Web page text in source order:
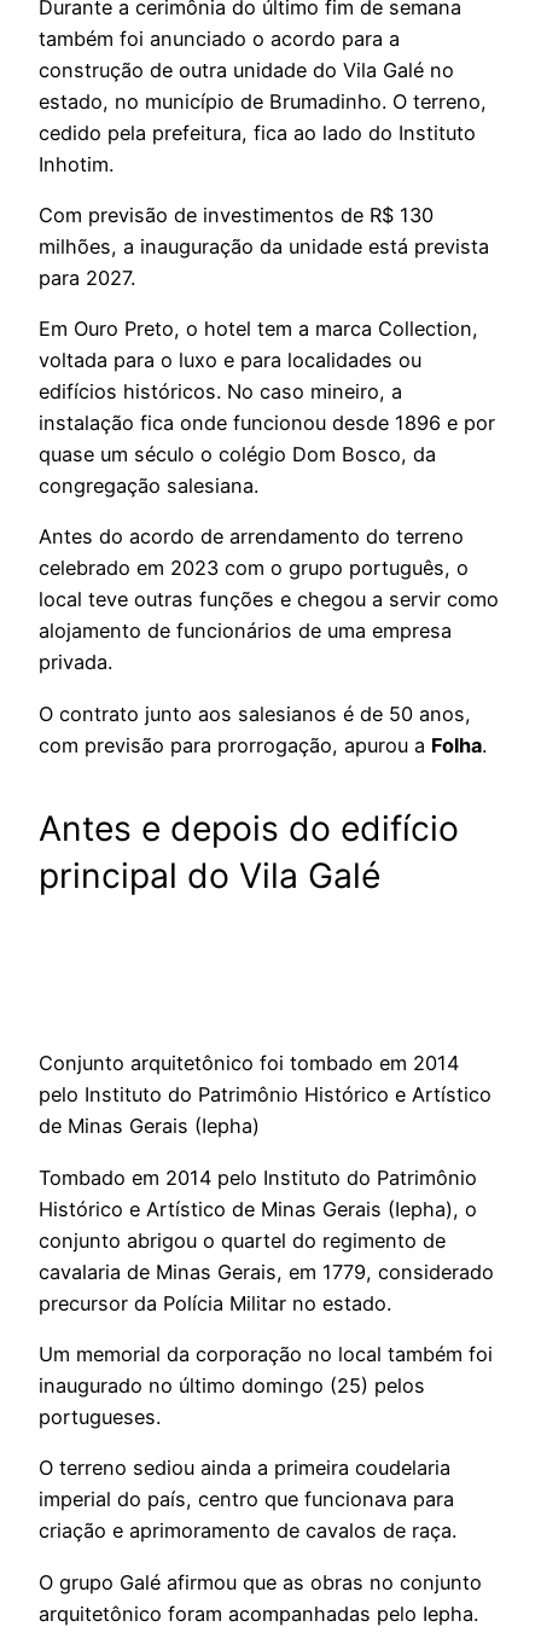
Durante a cerimônia do último fim de semana
também foi anunciado o acordo para a
construção de outra unidade do Vila Galé no
estado, no município de Brumadinho. O terreno,
cedido pela prefeitura, fica ao lado do Instituto
Inhotim.
Com previsão de investimentos de R$ 130
milhões, a inauguração da unidade está prevista
para 2027.
Em Ouro Preto, o hotel tem a marca Collection,
voltada para o luxo e para localidades ou
edifícios históricos. No caso mineiro, a
instalação fica onde funcionou desde 1896 e por
quase um século o colégio Dom Bosco, da
congregação salesiana.
Antes do acordo de arrendamento do terreno
celebrado em 2023 com o grupo português, o
local teve outras funções e chegou a servir como
alojamento de funcionários de uma empresa
privada.
O contrato junto aos salesianos é de 50 anos,
com previsão para prorrogação, apurou a Folha.
Antes e depois do edifício
principal do Vila Galé
Conjunto arquitetônico foi tombado em 2014
pelo Instituto do Patrimônio Histórico e Artístico
de Minas Gerais (Iepha)
Tombado em 2014 pelo Instituto do Patrimônio
Histórico e Artístico de Minas Gerais (Iepha), o
conjunto abrigou o quartel do regimento de
cavalaria de Minas Gerais, em 1779, considerado
precursor da Polícia Militar no estado.
Um memorial da corporação no local também foi
inaugurado no último domingo (25) pelos
portugueses.
O terreno sediou ainda a primeira coudelaria
imperial do país, centro que funcionava para
criação e aprimoramento de cavalos de raça.
O grupo Galé afirmou que as obras no conjunto
arquitetônico foram acompanhadas pelo Iepha.